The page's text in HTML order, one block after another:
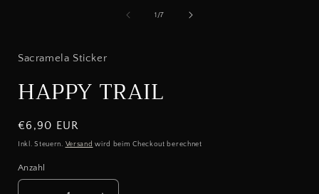
1 /von
7
Sacramela Sticker
HAPPY TRAIL
Normaler
Preis
€6,90 EUR
Inkl. Steuern. Versand wird beim Checkout berechnet
Anzahl